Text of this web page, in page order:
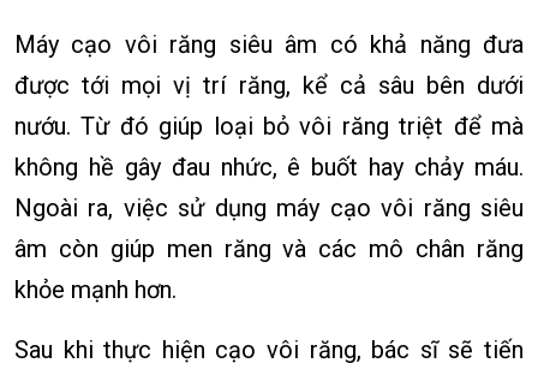
Máy cạo vôi răng siêu âm có khả năng đưa
được tới mọi vị trí răng, kể cả sâu bên dưới
nướu. Từ đó giúp loại bỏ vôi răng triệt để mà
không hề gây đau nhức, ê buốt hay chảy máu.
Ngoài ra, việc sử dụng máy cạo vôi răng siêu
âm còn giúp men răng và các mô chân răng
khỏe mạnh hơn.
Sau khi thực hiện cạo vôi răng, bác sĩ sẽ tiến